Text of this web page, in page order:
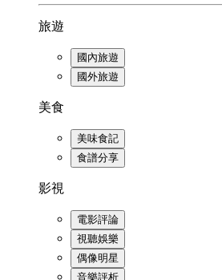
旅遊
國內旅遊
國外旅遊
美食
美味食記
食譜分享
影視
電影評論
視聽娛樂
偶像明星
音樂評析